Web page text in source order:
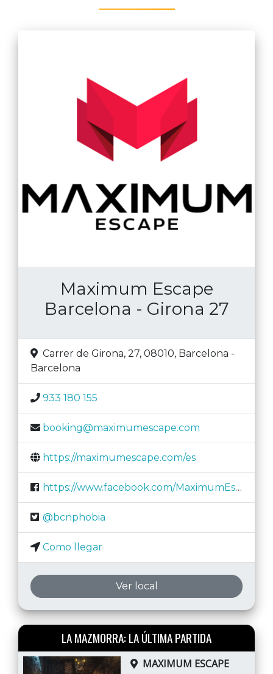
Maximum Escape
Barcelona - Girona 27
Carrer de Girona, 27, 08010, Barcelona -
Barcelona
933 180 155
booking@maximumescape.com
https://maximumescape.com/es
https://www.facebook.com/MaximumEscape/
@bcnphobia
Como llegar
Ver local
LA MAZMORRA: LA ÚLTIMA PARTIDA
MAXIMUM ESCAPE